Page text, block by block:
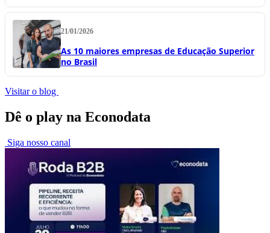
21/01/2026
As 10 maiores empresas de Educação Superior
no Brasil
Visitar o blog
Dê o play na Econodata
Siga nosso canal